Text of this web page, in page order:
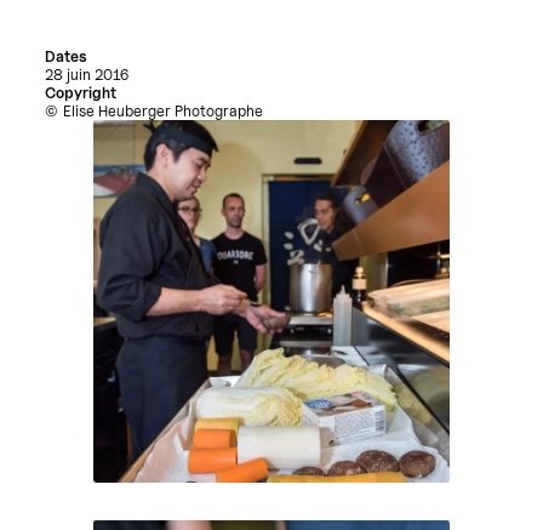
Dates
28 juin 2016
Copyright
Elise Heuberger Photographe